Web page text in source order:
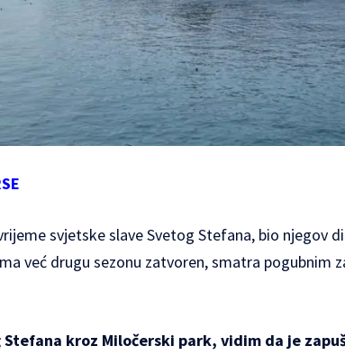
svjetske slave Svetog Stefana, bio njegov
već drugu sezonu zatvoren, smatra pogubnim
kroz Miločerski park, vidim da je